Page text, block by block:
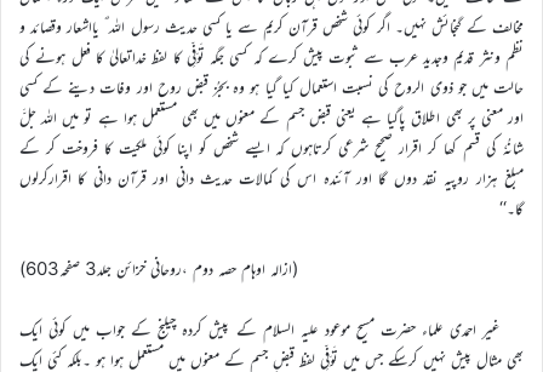
مخالف کے گنجائش نہیں۔ اگر کوئی شخص قرآن کریم سے یا کسی حدیث رسول اللہ ؐ یااشعار وقصائد و
نظم ونثر قدیم وجدید عرب سے ثبوت پیش کرے کہ کسی جگہ تَوَفِّی کا لفظ خداتعالیٰ کا فعل ہونے کی
حالت میں جو ذوی الروح کی نسبت استعمال کیا گیا ہو وہ بجُز قبض روح اور وفات دینے کے کسی
اور معنی پر بھی اطلاق پاگیا ہے یعنی قبض جسم کے معنوں میں بھی مستعمل ہوا ہے تو میں اللہ جلَّ
شانُہٗ کی قسم کھا کر اقرار صحیح شرعی کرتاہوں کہ ایسے شخص کو اپنا کوئی ملکیت کا فروخت کر کے
مبلغ ہزار روپیہ نقد دوں گا اور آئندہ اس کی کمالات حدیث دانی اور قرآن دانی کا اقرارکرلوں
گا۔‘‘
(ازالہ اوہام حصہ دوم ،روحانی خزائن جلد3 صفحہ603)
غیر احمدی علماء حضرت مسیح موعود علیہ السلام کے پیش کردہ چیلنج کے جواب میں کوئی ایک
بھی مثال پیش نہیں کرسکے جس میں تَوَفِّی لفظ قبضِ جسم کے معنوں میں مستعمل ہوا ہو ۔بلکہ کئی ایک